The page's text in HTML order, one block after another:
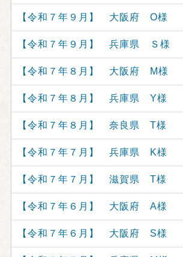
【令和７年９月】 大阪府 O様
【令和７年９月】 兵庫県 Ｓ様
【令和７年８月】 大阪府 M様
【令和７年８月】 兵庫県 Y様
【令和７年８月】 奈良県 T様
【令和７年７月】 兵庫県 K様
【令和７年７月】 滋賀県 T様
【令和７年６月】 大阪府 A様
【令和７年６月】 大阪府 S様